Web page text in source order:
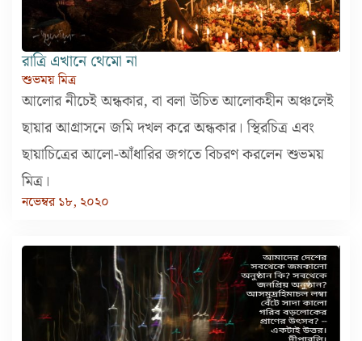
রাত্রি এখানে থেমো না
শুভময় মিত্র
আলোর নীচেই অন্ধকার, বা বলা উচিত আলোকহীন অঞ্চলেই
ছায়ার আগ্রাসনে জমি দখল করে অন্ধকার। স্থিরচিত্র এবং
ছায়াচিত্রের আলো-আঁধারির জগতে বিচরণ করলেন শুভময়
মিত্র।
নভেম্বর ১৮, ২০২০